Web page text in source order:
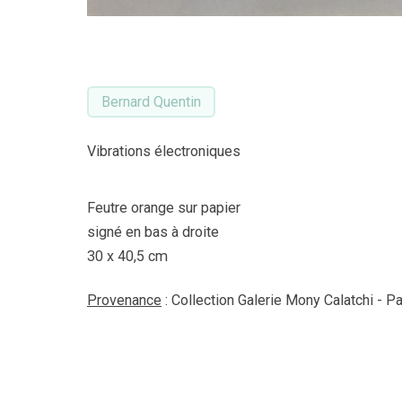
Bernard Quentin
Vibrations électroniques
Feutre orange sur papier
signé en bas à droite
30 x 40,5 cm
Provenance : Collection Galerie Mony Calatchi -